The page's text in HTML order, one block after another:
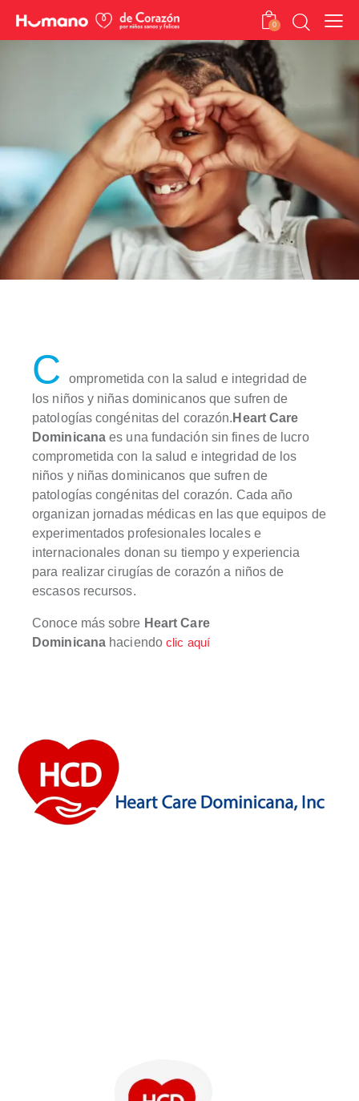
0
C
omprometida con la salud e integridad de
los niños y niñas dominicanos que sufren de
patologías congénitas del corazón. Heart Care
Dominicana es una fundación sin fines de lucro
comprometida con la salud e integridad de los
niños y niñas dominicanos que sufren de
patologías congénitas del corazón. Cada año
organizan jornadas médicas en las que equipos de
experimentados profesionales locales e
internacionales donan su tiempo y experiencia
para realizar cirugías de corazón a niños de
escasos recursos.
Conoce más sobre Heart Care
Dominicana haciendo clic aquí